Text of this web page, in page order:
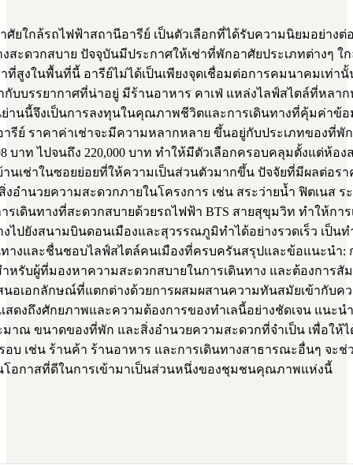
ยใกล้รถไฟฟ้าสถานีอารีย์ เป็นตัวเลือกที่ได้รับความนิยมอย่างต่
สะดวกสบาย ปัจจุบันมีประกาศให้เช่าที่พักอาศัยประเภทต่างๆ ใ
ที่สูงในพื้นที่นี้ อารีย์ไม่ได้เป็นเพียงจุดเชื่อมต่อการคมนาคมเท่า
กับบรรยากาศที่น่าอยู่ มีร้านอาหาร คาเฟ่ แหล่งไลฟ์สไตล์ที่หลา
ย่านนี้จึงเป็นการลงทุนในคุณภาพชีวิตและการเดินทางที่คุ้มค่าข้
รีย์ ราคาค่าเช่าจะมีความหลากหลาย ขึ้นอยู่กับประเภทของที่พั
บาท ไปจนถึง 220,000 บาท ทำให้มีตัวเลือกครอบคลุมตั้งแต่ห้อ
นเช่าในซอยย่อยที่ให้ความเป็นส่วนตัวมากขึ้น ปัจจัยที่มีผลต่อรา
งอำนวยความสะดวกภายในโครงการ เช่น สระว่ายน้ำ ฟิตเนส
รเดินทางที่สะดวกสบายด้วยรถไฟฟ้า BTS สายสุขุมวิท ทำให้กา
ไปยังสนามบินดอนเมืองและสุวรรณภูมิทำได้อย่างรวดเร็ว เป็นท
างและชื่นชอบไลฟ์สไตล์คนเมืองที่ครบครันสรุปและข้อแนะนำ:
หรับผู้ที่มองหาความสะดวกสบายในการเดินทาง และต้องการ
สนอเอกลักษณ์ที่แตกต่างด้วยการผสมผสานความทันสมัยเข้ากับ
สดงถึงศักยภาพและความต้องการของทำเลนี้อย่างชัดเจน แนะ
มาณ ขนาดของที่พัก และสิ่งอำนวยความสะดวกที่จำเป็น เพื่อให้
บ เช่น ร้านค้า ร้านอาหาร และการเดินทางสาธารณะอื่นๆ จะช่
อกาสที่ดีในการเข้ามาเป็นส่วนหนึ่งของชุมชนคุณภาพแห่งนี้